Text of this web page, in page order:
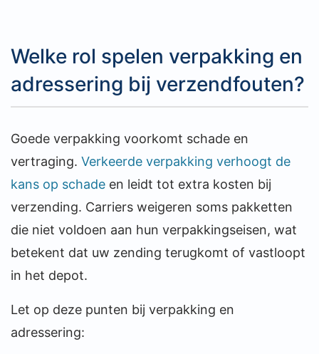
Welke rol spelen verpakking en
adressering bij verzendfouten?
Goede verpakking voorkomt schade en
vertraging. Verkeerde verpakking verhoogt de
kans op schade en leidt tot extra kosten bij
verzending. Carriers weigeren soms pakketten
die niet voldoen aan hun verpakkingseisen, wat
betekent dat uw zending terugkomt of vastloopt
in het depot.
Let op deze punten bij verpakking en
adressering: